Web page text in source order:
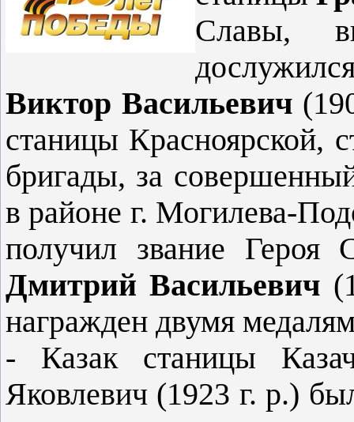
Славы,
Вик­тор Васильевич
станицы Крас­ноярской,
бригады, за
в районе г. Могилева-
получил звание Героя
Дмитрий Васильевич
на­гражден двумя
- Казак станицы
Яковлевич (1923 г. р.)